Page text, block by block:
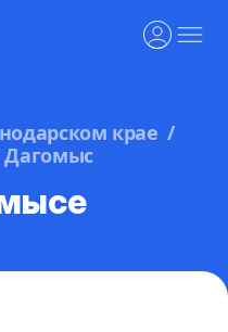
крае
Дагомыс